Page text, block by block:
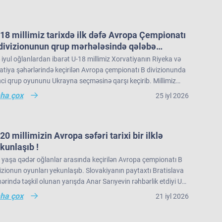
çempionatı B divizionunu 22 komanda arasında 16-cı
millimiz tarixdə ilk dəfə Avropa Çempionatı
qrup mərhələsində qələbə
iyul oğlanlardan ibarət U-18 millimiz Xorvatiyanın Riyeka və
şəhərlərində keçirilən Avropa çempionatı B divizionunda
qrup oyununu Ukrayna seçməsinə qarşı keçirib. Millimiz
ilk hissəsində rəqibə məğlub olsa da, ikinci hissədə
edərək 77:68 hesablı qələbə qazanıb. Görüşün ən
B divizinionunda qazandığı ilk qrup qələbəsi kimi də
düşüb.
edək ki, yığmamız qrupda növbəti oyununu 26 iyul Bakı
çox 25 iyl 2026
millimizin Avropa səfəri tarixi bir ilklə
!
yaşa qədər oğlanlar arasında keçirilən Avropa çempionatı B
oyunları yekunlaşıb. Slovakiyanın paytaxtı Bratislava
təşkil olunan yarışda Anar Sarıyevin rəhbərlik etdiyi U-
komandamız son oyununu Niderland seçməsinə qarşı
və 66:60 hesabı ilə rəqibinə qalib gəlib. Avropa çempionatı
çox 21 iyl 2026